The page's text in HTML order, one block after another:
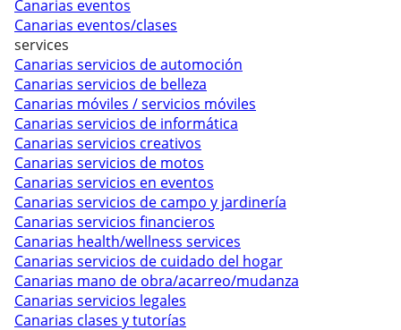
Canarias eventos
Canarias eventos/clases
services
Canarias servicios de automoción
Canarias servicios de belleza
Canarias móviles / servicios móviles
Canarias servicios de informática
Canarias servicios creativos
Canarias servicios de motos
Canarias servicios en eventos
Canarias servicios de campo y jardinería
Canarias servicios financieros
Canarias health/wellness services
Canarias servicios de cuidado del hogar
Canarias mano de obra/acarreo/mudanza
Canarias servicios legales
Canarias clases y tutorías